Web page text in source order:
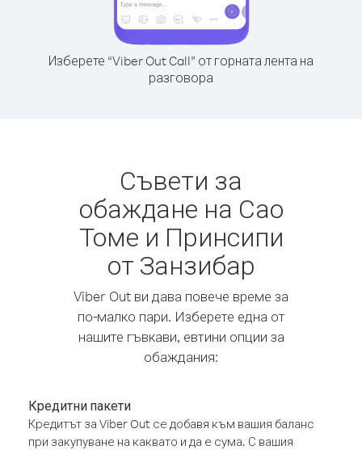
Изберете “Viber Out Call” от горната лента на
разговора
Съвети за
обаждане на Сао
Томе и Принсипи
от Занзибар
Viber Out ви дава повече време за
по-малко пари. Изберете една от
нашите гъвкави, евтини опции за
обаждания:
Кредитни пакети
Кредитът за Viber Out се добавя към вашия баланс
при закупуване на каквато и да е сума. С вашия